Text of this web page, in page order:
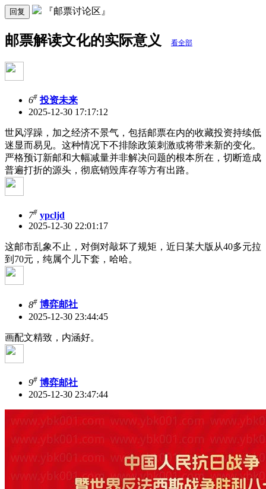
回复 『邮票讨论区』
邮票解读文化的实际意义 看全部
6# 投资未来
2025-12-30 17:17:12
世风浮躁，加之经济不景气，包括邮票在内的收藏投资持续低
迷显而易见。这种情况下不排除政策刺激或将带来新的变化。
严格预订新邮和大幅减量并非解决问题的根本所在，切断造成
普遍打折的源头，彻底销毁库存等方有出路。
7# ypcljd
2025-12-30 22:01:17
这邮市乱象不止，对倒对敲坏了规矩，近日某大版从40多元拉
到70元，纯属个儿下套，哈哈。
8# 博弈邮社
2025-12-30 23:44:45
画配文精致，内涵好。
9# 博弈邮社
2025-12-30 23:47:44